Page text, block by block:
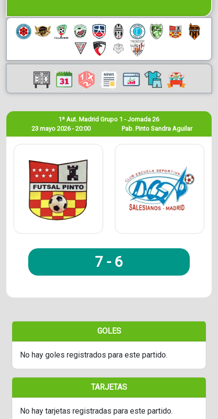
23 mayo 2026 - 20:00
1ª Aut. Madrid Grupo 1 - Jornada 26
Pab. Pinto Sandra Aguilar
7 - 6
GOLES
No hay goles registrados para este partido.
TARJETAS
No hay tarjetas registradas para este partido.